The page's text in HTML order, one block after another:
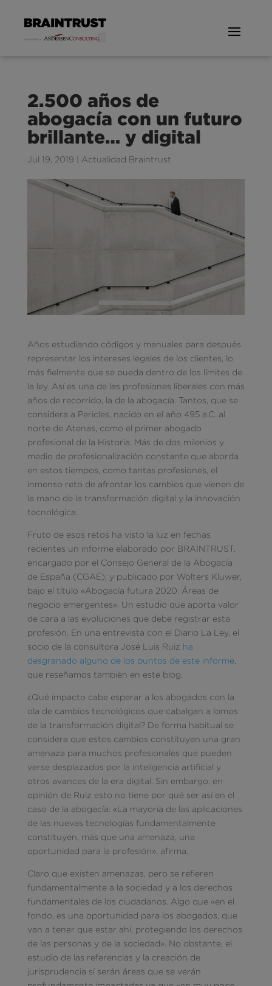
2.500 años de
abogacía con un futuro
brillante… y digital
Jul 19, 2019 Actualidad Braintrust
Años estudiando códigos y manuales para después
representar los intereses legales de los clientes, lo
más fielmente que se pueda dentro de los límites de
la ley. Así es una de las profesiones liberales con más
años de recorrido, la de la abogacía. Tantos, que se
considera a Pericles, nacido en el año 495 a.C. al
norte de Atenas, como el primer abogado
profesional de la Historia. Más de dos milenios y
medio de profesionalización constante que aborda
en estos tiempos, como tantas profesiones, el
inmenso reto de afrontar los cambios que vienen de
la mano de la transformación digital y la innovación
tecnológica.
Fruto de esos retos ha visto la luz en fechas
recientes un informe elaborado por BRAINTRUST,
encargado por el Consejo General de la Abogacía
de España (CGAE), y publicado por Wolters Kluwer,
bajo el título «Abogacía futura 2020. Áreas de
negocio emergentes». Un estudio que aporta valor
de cara a las evoluciones que debe registrar esta
profesión. En una entrevista con el Diario La Ley, el
socio de la consultora José Luis Ruiz ha
desgranado alguno de los puntos de este informe,
que reseñamos también en este blog.
¿Qué impacto cabe esperar a los abogados con la
ola de cambios tecnológicos que cabalgan a lomos
de la transformación digital? De forma habitual se
considera que estos cambios constituyen una gran
amenaza para muchos profesionales que pueden
verse desplazados por la inteligencia artificial y
otros avances de la era digital. Sin embargo, en
opinión de Ruiz esto no tiene por qué ser así en el
caso de la abogacía: «La mayoría de las aplicaciones
de las nuevas tecnologías fundamentalmente
constituyen, más que una amenaza, una
oportunidad para la profesión», afirma.
Claro que existen amenazas, pero se refieren
fundamentalmente a la sociedad y a los derechos
fundamentales de los ciudadanos. Algo que «en el
fondo, es una oportunidad para los abogados, que
van a tener que estar ahí, protegiendo los derechos
de las personas y de la sociedad». No obstante, el
estudio de las referencias y la creación de
jurisprudencia sí serán áreas que se verán